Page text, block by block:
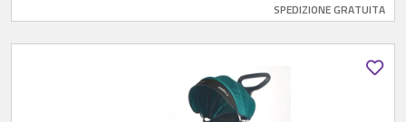
SPEDIZIONE GRATUITA